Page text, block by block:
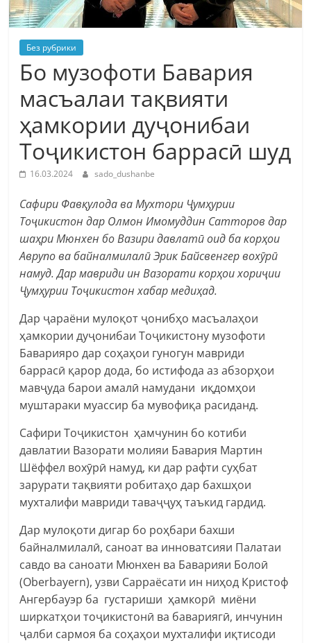
Без рубрики
Бо музофоти Бавария
масъалаи тақвияти
ҳамкории дуҷонибаи
Тоҷикистон баррасӣ шуд
16.03.2024 sado_dushanbe
Сафири Фавқулода ва Мухтори Ҷумҳурии
Тоҷикистон дар Олмон Имомуддин Сатторов дар
шаҳри Мюнхен бо Вазири давлатӣ оид ба корҳои
Аврупо ва байналмилалӣ Эрик Байсвенгер вохӯрӣ
намуд. Дар мавриди ин Вазорати корҳои хориҷии
Ҷумҳурии Тоҷикистон хабар медиҳад.
Дар ҷараёни мулоқот ҷонибҳо масъалаҳои
ҳамкории дуҷонибаи Тоҷикистону музофоти
Баварияро дар соҳаҳои гуногун мавриди
баррасӣ қарор дода, бо истифода аз абзорҳои
мавҷуда барои амалӣ намудани иқдомҳои
муштараки муассир ба мувофиқа расиданд.
Сафири Тоҷикистон ҳамчунин бо котиби
давлатии Вазорати молияи Бавария Мартин
Шёффел вохӯрӣ намуд, ки дар рафти суҳбат
зарурати тақвияти робитаҳо дар бахшҳои
мухталифи мавриди таваҷҷуҳ таъкид гардид.
Дар мулоқоти дигар бо роҳбари бахши
байналмилалӣ, саноат ва инноватсияи Палатаи
савдо ва саноати Мюнхен ва Баварияи Болоӣ
(Oberbayern), узви Сарраёсати ин ниҳод Кристоф
Ангербауэр ба густариши ҳамкорӣ миёни
ширкатҳои тоҷикистонӣ ва бавариягӣ, инчунин
ҷалби сармоя ба соҳаҳои мухталифи иқтисоди